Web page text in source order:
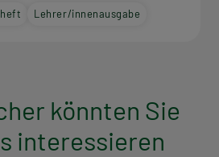
Lehrer/innenausgabe
könnten Sie
interessieren